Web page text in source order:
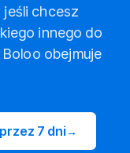
jeśli chcesz
innego do
obejmuje
7 dni→